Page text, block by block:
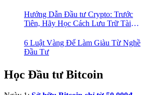
Hướng Dẫn Đầu tư Crypto: Trước
Tiên, Hãy Học Cách Lưu Trữ Tài
6 Luật Vàng Để Làm Giàu Từ Nghề
Đầu Tư
Học Đầu tư Bitcoin